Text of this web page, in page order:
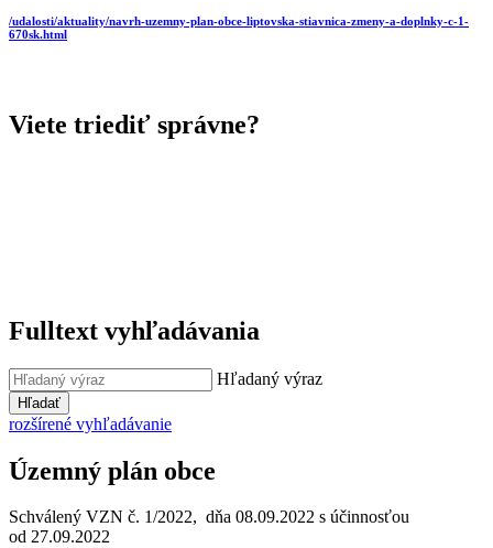
/udalosti/aktuality/navrh-uzemny-plan-obce-liptovska-stiavnica-zmeny-a-doplnky-c-1-
670sk.html
Viete triediť správne?
Fulltext vyhľadávania
Hľadaný výraz
Hľadať
rozšírené vyhľadávanie
Územný plán obce
Schválený VZN č. 1/2022, dňa 08.09.2022 s účinnosťou
od 27.09.2022